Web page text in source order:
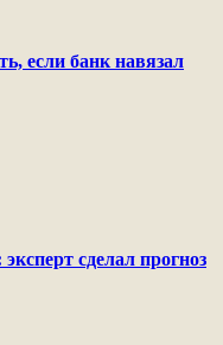
если банк навязал
сделал прогноз